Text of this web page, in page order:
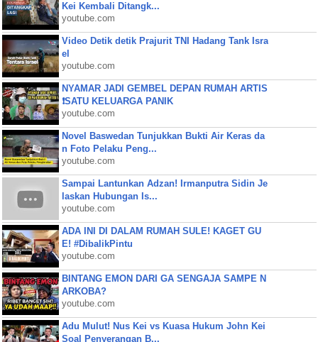
Kei Kembali Ditangk...
youtube.com
Video Detik detik Prajurit TNI Hadang Tank Isra
el
youtube.com
NYAMAR JADI GEMBEL DEPAN RUMAH ARTIS
❗SATU KELUARGA PANIK
youtube.com
Novel Baswedan Tunjukkan Bukti Air Keras da
n Foto Pelaku Peng...
youtube.com
Sampai Lantunkan Adzan! Irmanputra Sidin Je
laskan Hubungan Is...
youtube.com
ADA INI DI DALAM RUMAH SULE! KAGET GU
E! #DibalikPintu
youtube.com
BINTANG EMON DARI GA SENGAJA SAMPE N
ARKOBA?
youtube.com
Adu Mulut! Nus Kei vs Kuasa Hukum John Kei
Soal Penyerangan B...